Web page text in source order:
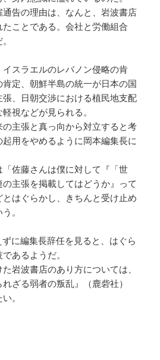
告の理由は、なんと、岩波書店
ことである。会社と労働組合
スラエルのレバノン侵略の肯
定、朝鮮半島の統一が日本の国
、日朝交渉における植民地支配
視などが見られる。
主張と真っ向から対立すると考
用をやめるように岡本編集長に
佐藤さんは僕に対して『「世
主張を掲載してはどうか』って
はぐらかし、きちんと受け止め
。
に編集長辞任を見ると、はぐら
あるようだ。
岩波書店のあり方については、
ざる弱者の叛乱』（鹿砦社）
。